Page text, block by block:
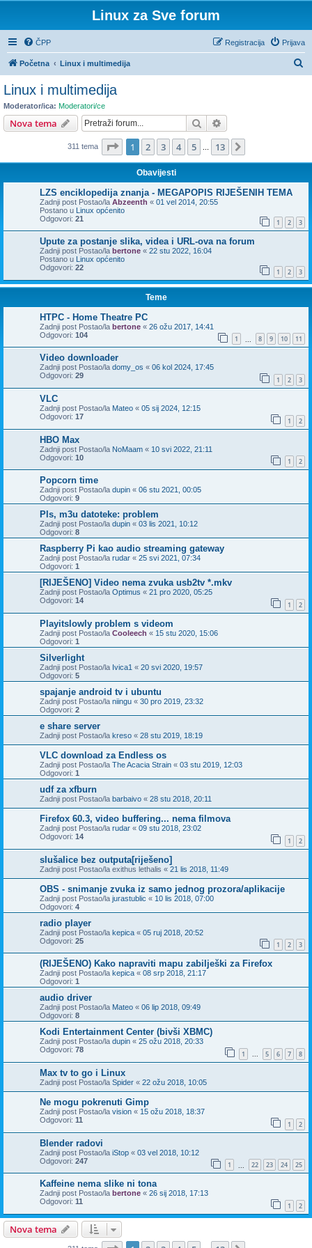
Linux za Sve forum
ČPP Prijava
Registracija
Početna Linux i multimedija
ž
Linux i multimedija
Moderator/ica: Moderatori/ce
Nova tema Pretražnik
311 tema Stranica: 1/ 13.
1 2 3 4 5 13
Obavijesti
LZS enciklopedija znanja - MEGAPOPIS RIJEŠENIH TEMA
Zadnji post Postao/la Abzeenth « 01 vel 2014, 20:55
Postano u Linux općenito
Odgovori: 21 1 2 3
Upute za postanje slika, videa i URL-ova na forum
Zadnji post Postao/la bertone « 22 stu 2022, 16:04
Postano u Linux općenito
Odgovori: 22 1 2 3
Teme
HTPC - Home Theatre PC
Zadnji post Postao/la bertone « 26 ožu 2017, 14:41
Odgovori: 104 1 8 9 10 11
Video downloader
Zadnji post Postao/la domy_os « 06 kol 2024, 17:45
Odgovori: 29 1 2 3
VLC
Zadnji post Postao/la Mateo « 05 sij 2024, 12:15
Odgovori: 17 1 2
HBO Max
Zadnji post Postao/la NoMaam « 10 svi 2022, 21:11
Odgovori: 10 1 2
Popcorn time
Zadnji post Postao/la dupin « 06 stu 2021, 00:05
Odgovori: 9
Pls, m3u datoteke: problem
Zadnji post Postao/la dupin « 03 lis 2021, 10:12
Odgovori: 8
Raspberry Pi kao audio streaming gateway
Zadnji post Postao/la rudar « 25 svi 2021, 07:34
Odgovori: 1
[RIJEŠENO] Video nema zvuka usb2tv *.mkv
Zadnji post Postao/la Optimus « 21 pro 2020, 05:25
Odgovori: 14 1 2
Playitslowly problem s videom
Zadnji post Postao/la Cooleech « 15 stu 2020, 15:06
Odgovori: 1
Silverlight
Zadnji post Postao/la Ivica1 « 20 svi 2020, 19:57
Odgovori: 5
spajanje android tv i ubuntu
Zadnji post Postao/la niingu « 30 pro 2019, 23:32
Odgovori: 2
e share server
Zadnji post Postao/la kreso « 28 stu 2019, 18:19
VLC download za Endless os
Zadnji post Postao/la The Acacia Strain « 03 stu 2019, 12:03
Odgovori: 1
udf za xfburn
Zadnji post Postao/la barbaivo « 28 stu 2018, 20:11
Firefox 60.3, video buffering... nema filmova
Zadnji post Postao/la rudar « 09 stu 2018, 23:02
Odgovori: 14 1 2
slušalice bez outputa[riješeno]
Zadnji post Postao/la exithus lethalis « 21 lis 2018, 11:49
OBS - snimanje zvuka iz samo jednog prozora/aplikacije
Zadnji post Postao/la jurastublic « 10 lis 2018, 07:00
Odgovori: 4
radio player
Zadnji post Postao/la kepica « 05 ruj 2018, 20:52
Odgovori: 25 1 2 3
(RIJEŠENO) Kako napraviti mapu zabilješki za Firefox
Zadnji post Postao/la kepica « 08 srp 2018, 21:17
Odgovori: 1
audio driver
Zadnji post Postao/la Mateo « 06 lip 2018, 09:49
Odgovori: 8
Kodi Entertainment Center (bivši XBMC)
Zadnji post Postao/la dupin « 25 ožu 2018, 20:33
Odgovori: 78 1 ... 5 6 7 8
Max tv to go i Linux
Zadnji post Postao/la Spider « 22 ožu 2018, 10:05
Ne mogu pokrenuti Gimp
Zadnji post Postao/la vision « 15 ožu 2018, 18:37
Odgovori: 11 1 2
Blender radovi
Zadnji post Postao/la iStop « 03 vel 2018, 10:12
Odgovori: 247 1 22 23 24 25
Kaffeine nema slike ni tona
Zadnji post Postao/la bertone « 26 sij 2018, 17:13
Odgovori: 11 1 2
Nova tema